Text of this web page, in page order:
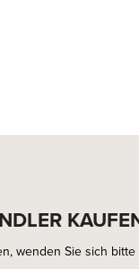
wenden Sie sich